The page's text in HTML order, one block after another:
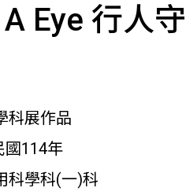
Eye 行人
科展作品
國114年
科學科(一)科